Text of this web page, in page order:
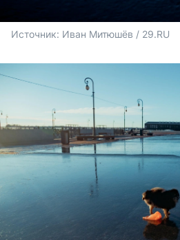
Источник: Иван Митюшёв / 29.RU